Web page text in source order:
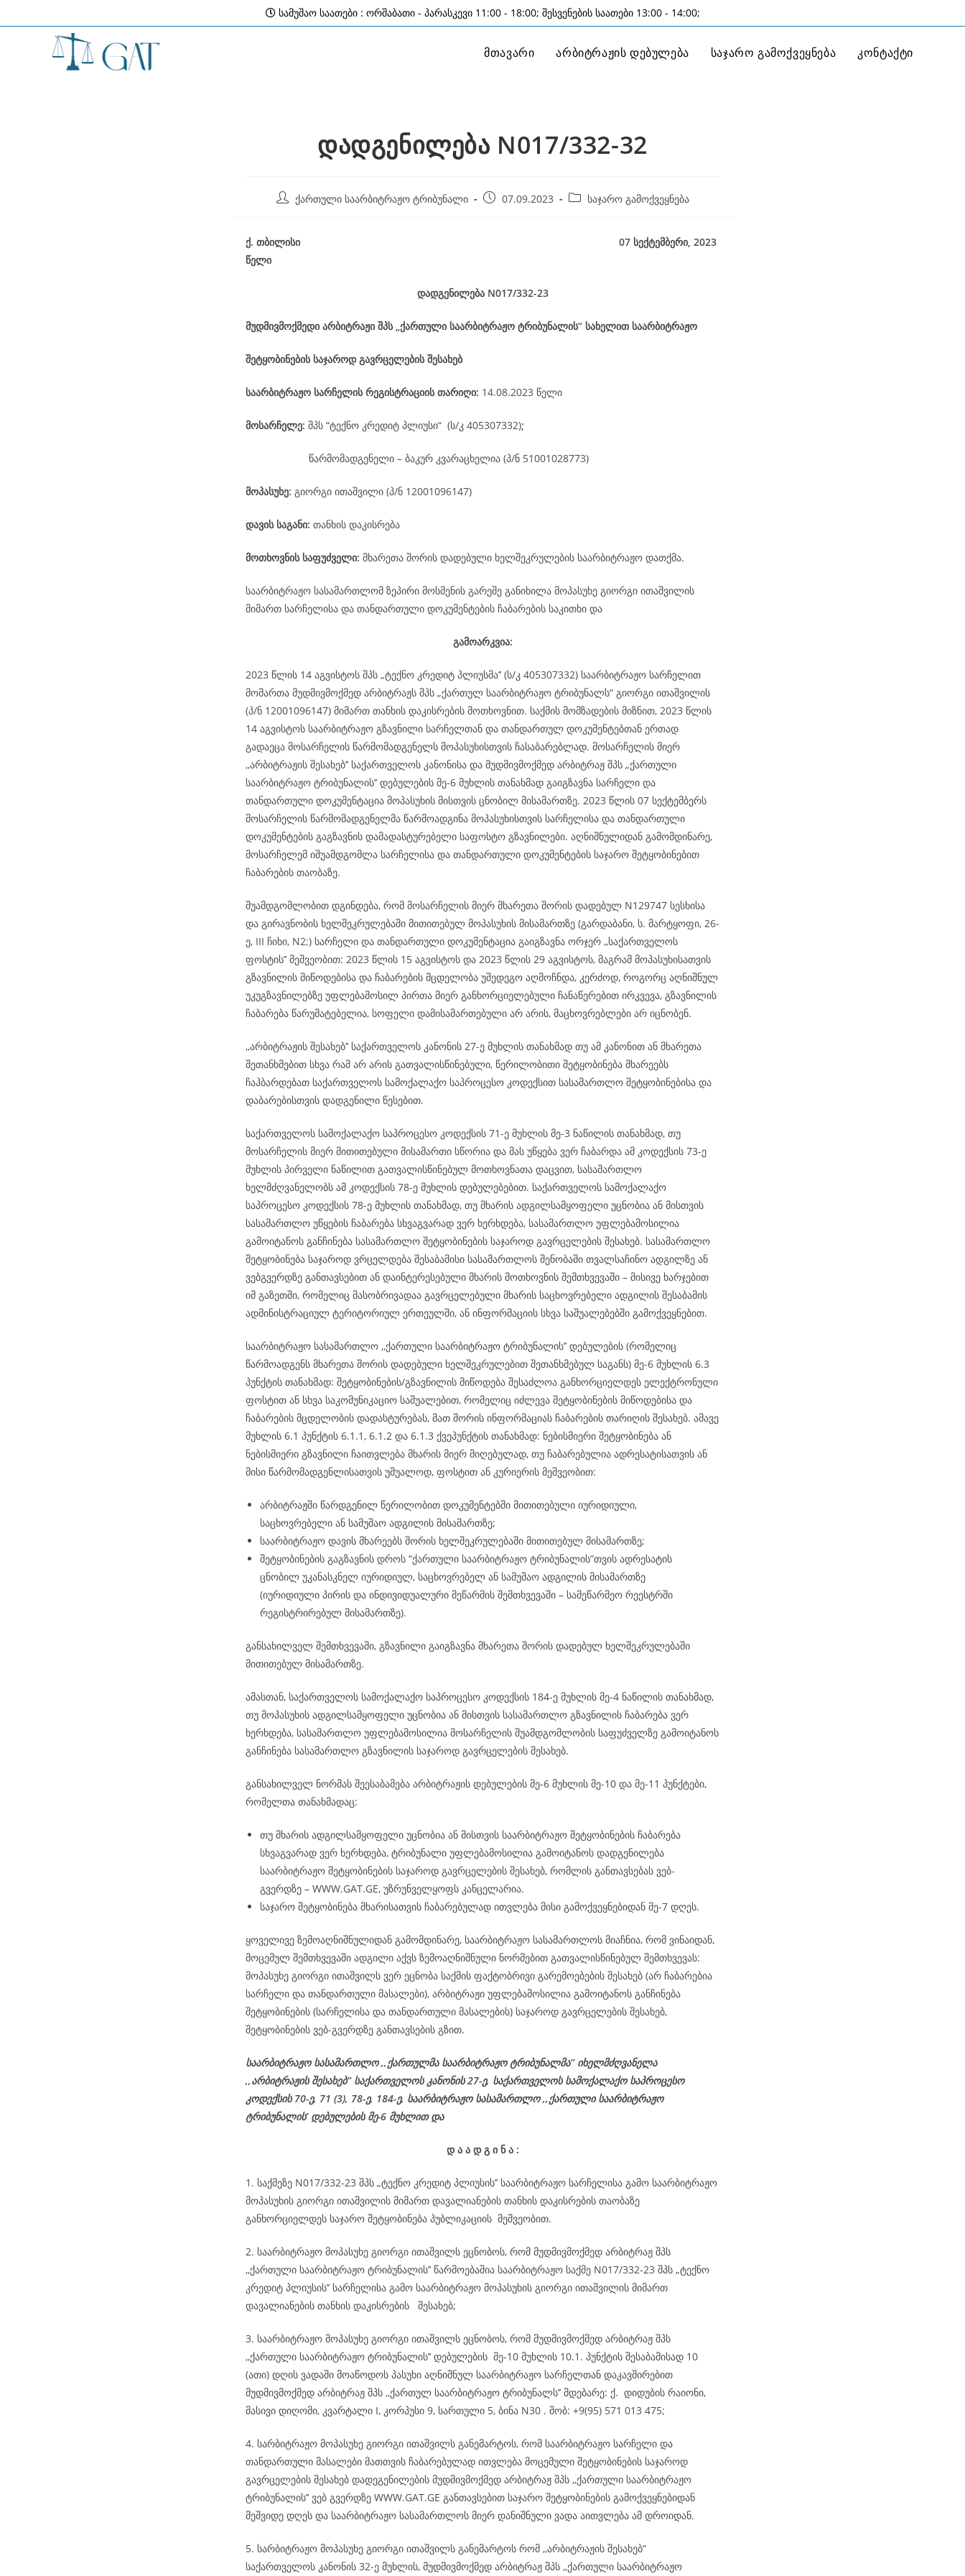
to
სამუშაო საათები : ორშაბათი - პარასკევი 11:00 - 18:00; შესვენების საათები 13:00 - 14:00;
მთავარი არბიტრაჟის დებულება საჯარო გამოქვეყნება კონტაქტი
დადგენილება N017/332-32
Post ქართული საარბიტრაჟო ტრიბუნალი
Post07.09.2023
Post საჯარო გამოქვეყნება
ქ. თბილისი 07 სექტემბერი, 2023
წელი
დადგენილება N017/332-23
მუდმივმოქმედი არბიტრაჟი შპს „ქართული საარბიტრაჟო ტრიბუნალის“ სახელით საარბიტრაჟო
შეტყობინების საჯაროდ გავრცელების შესახებ
საარბიტრაჟო სარჩელის რეგისტრაციის თარიღი: 14.08.2023 წელი
მოსარჩელე: შპს “ტექნო კრედიტ პლიუსი“ (ს/კ 405307332);
წარმომადგენელი – ბაკურ კვარაცხელია (პ/ნ 51001028773)
მოპასუხე: გიორგი ითაშვილი (პ/ნ 12001096147)
დავის საგანი: თანხის დაკისრება
მოთხოვნის საფუძველი: მხარეთა შორის დადებული ხელშეკრულების საარბიტრაჟო დათქმა.
საარბიტრაჟო სასამართლომ ზეპირი მოსმენის გარეშე განიხილა მოპასუხე გიორგი ითაშვილის
მიმართ სარჩელისა და თანდართული დოკუმენტების ჩაბარების საკითხი და
გამოარკვია:
2023 წლის 14 აგვისტოს შპს „ტექნო კრედიტ პლიუსმა’’ (ს/კ 405307332) საარბიტრაჟო სარჩელით
მომართა მუდმივმოქმედ არბიტრაჟს შპს „ქართულ საარბიტრაჟო ტრიბუნალს“ გიორგი ითაშვილის
(პ/ნ 12001096147) მიმართ თანხის დაკისრების მოთხოვნით. საქმის მომზადების მიზნით, 2023 წლის
14 აგვისტოს საარბიტრაჟო გზავნილი სარჩელთან და თანდართულ დოკუმენტებთან ერთად
გადაეცა მოსარჩელის წარმომადგენელს მოპასუხისთვის ჩასაბარებლად. მოსარჩელის მიერ
,,არბიტრაჟის შესახებ’’ საქართველოს კანონისა და მუდმივმოქმედ არბიტრაჟ შპს „ქართული
საარბიტრაჟო ტრიბუნალის’’ დებულების მე-6 მუხლის თანახმად გაიგზავნა სარჩელი და
თანდართული დოკუმენტაცია მოპასუხის მისთვის ცნობილ მისამართზე. 2023 წლის 07 სექტემბერს
მოსარჩელის წარმომადგენელმა წარმოადგინა მოპასუხისთვის სარჩელისა და თანდართული
დოკუმენტების გაგზავნის დამადასტურებელი საფოსტო გზავნილები. აღნიშნულიდან გამომდინარე,
მოსარჩელემ იშუამდგომლა სარჩელისა და თანდართული დოკუმენტების საჯარო შეტყობინებით
ჩაბარების თაობაზე.
შუამდგომლობით დგინდება, რომ მოსარჩელის მიერ მხარეთა შორის დადებულ N129747 სესხისა
და გირავნობის ხელშეკრულებაში მითითებულ მოპასუხის მისამართზე (გარდაბანი, ს. მარტყოფი, 26-
ე, III ჩიხი, N2;) სარჩელი და თანდართული დოკუმენტაცია გაიგზავნა ორჯერ ,,საქართველოს
ფოსტის’’ მეშვეობით: 2023 წლის 15 აგვისტოს და 2023 წლის 29 აგვისტოს, მაგრამ მოპასუხისათვის
გზავნილის მიწოდებისა და ჩაბარების მცდელობა უშედეგო აღმოჩნდა, კერძოდ, როგორც აღნიშნულ
უკუგზავნილებზე უფლებამოსილ პირთა მიერ განხორციელებული ჩანაწერებით ირკვევა, გზავნილის
ჩაბარება წარუმატებელია, სოფელი დამისამართებული არ არის, მაცხოვრებლები არ იცნობენ.
,,არბიტრაჟის შესახებ’’ საქართველოს კანონის 27-ე მუხლის თანახმად თუ ამ კანონით ან მხარეთა
შეთანხმებით სხვა რამ არ არის გათვალისწინებული, წერილობითი შეტყობინება მხარეებს
ჩაჰბარდებათ საქართველოს სამოქალაქო საპროცესო კოდექსით სასამართლო შეტყობინებისა და
დაბარებისთვის დადგენილი წესებით.
საქართველოს სამოქალაქო საპროცესო კოდექსის 71-ე მუხლის მე-3 ნაწილის თანახმად, თუ
მოსარჩელის მიერ მითითებული მისამართი სწორია და მას უწყება ვერ ჩაბარდა ამ კოდექსის 73-ე
მუხლის პირველი ნაწილით გათვალისწინებულ მოთხოვნათა დაცვით, სასამართლო
ხელმძღვანელობს ამ კოდექსის 78-ე მუხლის დებულებებით. საქართველოს სამოქალაქო
საპროცესო კოდექსის 78-ე მუხლის თანახმად, თუ მხარის ადგილსამყოფელი უცნობია ან მისთვის
სასამართლო უწყების ჩაბარება სხვაგვარად ვერ ხერხდება, სასამართლო უფლებამოსილია
გამოიტანოს განჩინება სასამართლო შეტყობინების საჯაროდ გავრცელების შესახებ. სასამართლო
შეტყობინება საჯაროდ ვრცელდება შესაბამისი სასამართლოს შენობაში თვალსაჩინო ადგილზე ან
ვებგვერდზე განთავსებით ან დაინტერესებული მხარის მოთხოვნის შემთხვევაში – მისივე ხარჯებით
იმ გაზეთში, რომელიც მასობრივადაა გავრცელებული მხარის საცხოვრებელი ადგილის შესაბამის
ადმინისტრაციულ ტერიტორიულ ერთეულში, ან ინფორმაციის სხვა საშუალებებში გამოქვეყნებით.
საარბიტრაჟო სასამართლო ,,ქართული საარბიტრაჟო ტრიბუნალის’’ დებულების (რომელიც
წარმოადგენს მხარეთა შორის დადებული ხელშეკრულებით შეთანხმებულ საგანს) მე-6 მუხლის 6.3
პუნქტის თანახმად: შეტყობინების/გზავნილის მიწოდება შესაძლოა განხორციელდეს ელექტრონული
ფოსტით ან სხვა საკომუნიკაციო საშუალებით, რომელიც იძლევა შეტყობინების მიწოდებისა და
ჩაბარების მცდელობის დადასტურებას, მათ შორის ინფორმაციას ჩაბარების თარიღის შესახებ. ამავე
მუხლის 6.1 პუნქტის 6.1.1, 6.1.2 და 6.1.3 ქვეპუნქტის თანახმად: ნებისმიერი შეტყობინება ან
ნებისმიერი გზავნილი ჩაითვლება მხარის მიერ მიღებულად, თუ ჩაბარებულია ადრესატისათვის ან
მისი წარმომადგენლისათვის უშუალოდ, ფოსტით ან კურიერის მეშვეობით:
არბიტრაჟში წარდგენილ წერილობით დოკუმენტებში მითითებული იურიდიული,
საცხოვრებელი ან სამუშაო ადგილის მისამართზე;
საარბიტრაჟო დავის მხარეებს შორის ხელშეკრულებაში მითითებულ მისამართზე;
შეტყობინების გაგზავნის დროს “ქართული საარბიტრაჟო ტრიბუნალის”თვის ადრესატის
ცნობილ უკანასკნელ იურიდიულ, საცხოვრებელ ან სამუშაო ადგილის მისამართზე
(იურიდიული პირის და ინდივიდუალური მეწარმის შემთხვევაში – სამეწარმეო რეესტრში
რეგისტრირებულ მისამართზე).
განსახილველ შემთხვევაში, გზავნილი გაიგზავნა მხარეთა შორის დადებულ ხელშეკრულებაში
მითითებულ მისამართზე.
ამასთან, საქართველოს სამოქალაქო საპროცესო კოდექსის 184-ე მუხლის მე-4 ნაწილის თანახმად,
თუ მოპასუხის ადგილსამყოფელი უცნობია ან მისთვის სასამართლო გზავნილის ჩაბარება ვერ
ხერხდება, სასამართლო უფლებამოსილია მოსარჩელის შუამდგომლობის საფუძველზე გამოიტანოს
განჩინება სასამართლო გზავნილის საჯაროდ გავრცელების შესახებ.
განსახილველ ნორმას შეესაბამება არბიტრაჟის დებულების მე-6 მუხლის მე-10 და მე-11 პუნქტები,
რომელთა თანახმადაც:
თუ მხარის ადგილსამყოფელი უცნობია ან მისთვის საარბიტრაჟო შეტყობინების ჩაბარება
სხვაგვარად ვერ ხერხდება, ტრიბუნალი უფლებამოსილია გამოიტანოს დადგენილება
საარბიტრაჟო შეტყობინების საჯაროდ გავრცელების შესახებ, რომლის განთავსებას ვებ-
გვერდზე – WWW.GAT.GE, უზრუნველყოფს კანცელარია.
საჯარო შეტყობინება მხარისათვის ჩაბარებულად ითვლება მისი გამოქვეყნებიდან მე-7 დღეს.
ყოველივე ზემოაღნიშნულიდან გამომდინარე, საარბიტრაჟო სასამართლოს მიაჩნია, რომ ვინაიდან,
მოცემულ შემთხვევაში ადგილი აქვს ზემოაღნიშნული ნორმებით გათვალისწინებულ შემთხვევას:
მოპასუხე გიორგი ითაშვილს ვერ ეცნობა საქმის ფაქტობრივი გარემოებების შესახებ (არ ჩაბარებია
სარჩელი და თანდართული მასალები), არბიტრაჟი უფლებამოსილია გამოიტანოს განჩინება
შეტყობინების (სარჩელისა და თანდართული მასალების) საჯაროდ გავრცელების შესახებ,
შეტყობინების ვებ-გვერდზე განთავსების გზით.
საარბიტრაჟო სასამართლო ,,ქართულმა საარბიტრაჟო ტრიბუნალმა’’ იხელმძღვანელა
,,არბიტრაჟის შესახებ’’ საქართველოს კანონის 27-ე, საქართველოს სამოქალაქო საპროცესო
კოდექსის 70-ე, 71 (3), 78-ე, 184-ე, საარბიტრაჟო სასამართლო ,,ქართული საარბიტრაჟო
ტრიბუნალის’ დებულების მე-6 მუხლით და
დ ა ა დ გ ი ნ ა :
1. საქმეზე N017/332-23 შპს „ტექნო კრედიტ პლიუსის’’ საარბიტრაჟო სარჩელისა გამო საარბიტრაჟო
მოპასუხის გიორგი ითაშვილის მიმართ დავალიანების თანხის დაკისრების თაობაზე
განხორციელდეს საჯარო შეტყობინება პუბლიკაციის მეშვეობით.
2. საარბიტრაჟო მოპასუხე გიორგი ითაშვილს ეცნობოს, რომ მუდმივმოქმედ არბიტრაჟ შპს
,,ქართული საარბიტრაჟო ტრიბუნალის’’ წარმოებაშია საარბიტრაჟო საქმე N017/332-23 შპს „ტექნო
კრედიტ პლიუსის’’ სარჩელისა გამო საარბიტრაჟო მოპასუხის გიორგი ითაშვილის მიმართ
დავალიანების თანხის დაკისრების შესახებ;
3. საარბიტრაჟო მოპასუხე გიორგი ითაშვილს ეცნობოს, რომ მუდმივმოქმედ არბიტრაჟ შპს
,,ქართული საარბიტრაჟო ტრიბუნალის’’ დებულების მე-10 მუხლის 10.1. პუნქტის შესაბამისად 10
(ათი) დღის ვადაში მოაწოდოს პასუხი აღნიშნულ საარბიტრაჟო სარჩელთან დაკავშირებით
მუდმივმოქმედ არბიტრაჟ შპს ,,ქართულ საარბიტრაჟო ტრიბუნალს’’ მდებარე: ქ. დიდუბის რაიონი,
მასივი დიღომი, კვარტალი I, კორპუსი 9, სართული 5, ბინა N30 . მობ: +9(95) 571 013 475;
4. სარბიტრაჟო მოპასუხე გიორგი ითაშვილს განემარტოს, რომ საარბიტრაჟო სარჩელი და
თანდართული მასალები მათთვის ჩაბარებულად ითვლება მოცემული შეტყობინების საჯაროდ
გავრცელების შესახებ დადეგენილების მუდმივმოქმედ არბიტრაჟ შპს ,,ქართული საარბიტრაჟო
ტრიბუნალის’’ ვებ გვერდზე WWW.GAT.GE განთავსებით საჯარო შეტყობინების გამოქვეყნებიდან
მეშვიდე დღეს და საარბიტრაჟო სასამართლოს მიერ დანიშნული ვადა აითვლება ამ დროიდან.
5. სარბიტრაჟო მოპასუხე გიორგი ითაშვილს განემარტოს რომ ,,არბიტრაჟის შესახებ“
საქართველოს კანონის 32-ე მუხლის, მუდმივმოქმედ არბიტრაჟ შპს ,,ქართული საარბიტრაჟო